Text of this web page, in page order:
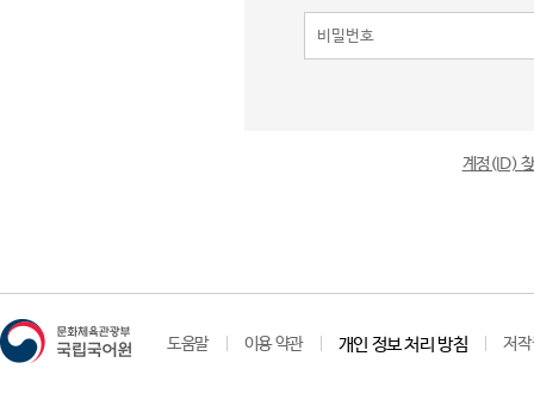
계정(ID)
도움말 이용 약관 개인 정보 처리 방침 저